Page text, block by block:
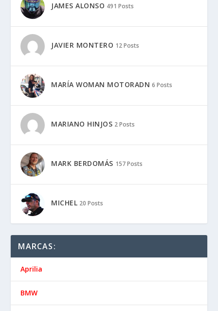
JAMES ALONSO 491 Posts
JAVIER MONTERO 12 Posts
MARÍA WOMAN MOTORADN 6 Posts
MARIANO HINJOS 2 Posts
MARK BERDOMÁS 157 Posts
MICHEL 20 Posts
MARCAS:
Aprilia
BMW